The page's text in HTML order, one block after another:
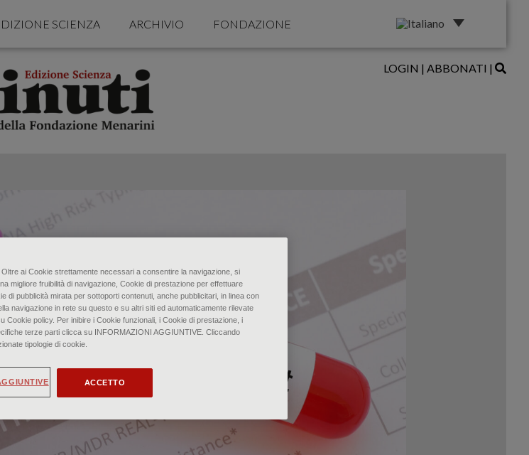
SCIENZA ARCHIVIO FONDAZIONE
LOGIN | ABBONATI |
ai Cookie strettamente necessari a consentire la navigazione, si
migliore fruibilità di navigazione, Cookie di prestazione per effettuare
di pubblicità mirata per sottoporti contenuti, anche pubblicitari, in linea con
navigazione in rete su questo e su altri siti ed automaticamente rilevate
Cookie policy. Per inibire i Cookie funzionali, i Cookie di prestazione, i
terze parti clicca su INFORMAZIONI AGGIUNTIVE. Cliccando
tipologie di cookie.
ACCETTO